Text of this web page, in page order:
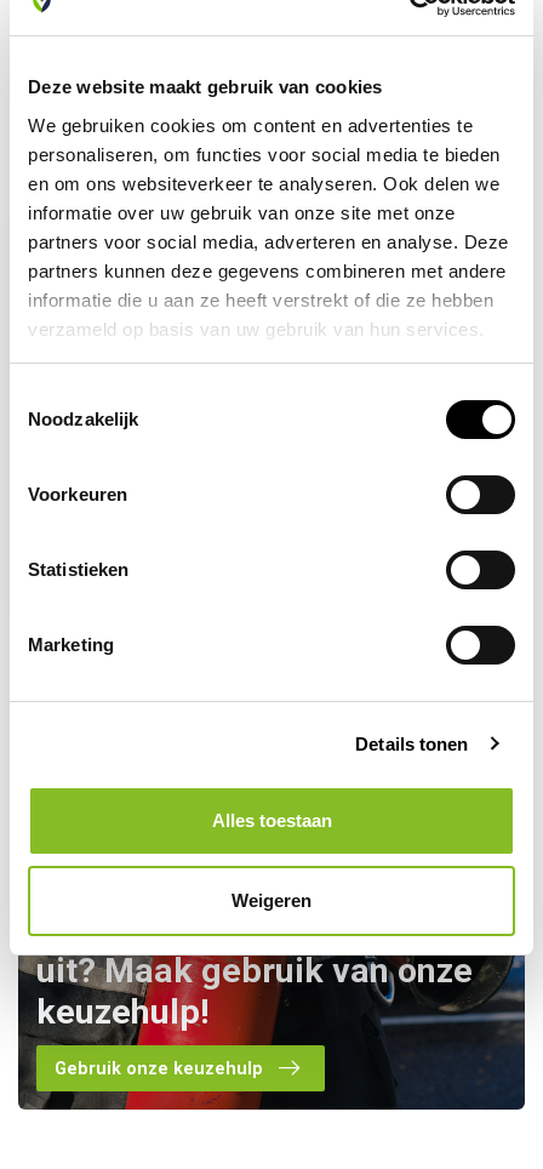
Deze website maakt gebruik van cookies
We gebruiken cookies om content en advertenties te
personaliseren, om functies voor social media te bieden
en om ons websiteverkeer te analyseren. Ook delen we
informatie over uw gebruik van onze site met onze
partners voor social media, adverteren en analyse. Deze
partners kunnen deze gegevens combineren met andere
informatie die u aan ze heeft verstrekt of die ze hebben
verzameld op basis van uw gebruik van hun services.
Noodzakelijk
Voorkeuren
Statistieken
Marketing
Details tonen
Alles toestaan
Weigeren
Recent bekeken
Kom je er toch niet helemaal
uit? Maak gebruik van onze
keuzehulp!
Gebruik onze keuzehulp